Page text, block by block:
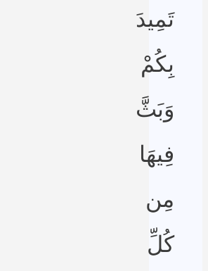
تَمِيدَ
بِكُمْ
وَبَثَّ
فِيهَا
مِن
كُلِّ